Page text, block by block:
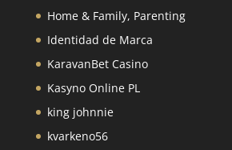
Home & Family, Parenting
Identidad de Marca
KaravanBet Casino
Kasyno Online PL
king johnnie
kvarkeno56